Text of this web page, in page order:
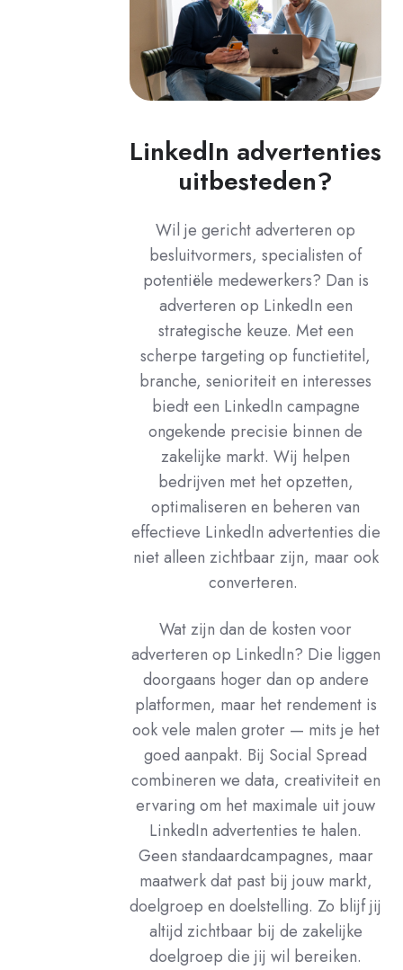
LinkedIn advertenties
uitbesteden?
Wil je gericht adverteren op
besluitvormers, specialisten of
potentiële medewerkers? Dan is
adverteren op LinkedIn een
strategische keuze. Met een
scherpe targeting op functietitel,
branche, senioriteit en interesses
biedt een LinkedIn campagne
ongekende precisie binnen de
zakelijke markt. Wij helpen
bedrijven met het opzetten,
optimaliseren en beheren van
effectieve LinkedIn advertenties die
niet alleen zichtbaar zijn, maar ook
converteren.
Wat zijn dan de kosten voor
adverteren op LinkedIn? Die liggen
doorgaans hoger dan op andere
platformen, maar het rendement is
ook vele malen groter — mits je het
goed aanpakt. Bij Social Spread
combineren we data, creativiteit en
ervaring om het maximale uit jouw
LinkedIn advertenties te halen.
Geen standaardcampagnes, maar
maatwerk dat past bij jouw markt,
doelgroep en doelstelling. Zo blijf jij
altijd zichtbaar bij de zakelijke
doelgroep die jij wil bereiken.